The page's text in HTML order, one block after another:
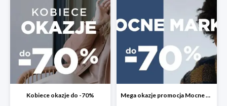
Kobiece okazje do -70% Mega okazje promocja Mocne marki do -70%